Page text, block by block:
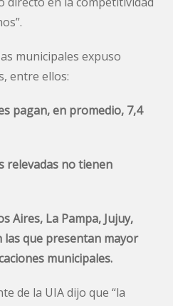
municipales expuso
entre ellos:
pagan, en promedio, 7,4
relevadas no tienen
Aires, La Pampa, Jujuy,
las que presentan mayor
municipales.
de la UIA dijo que “la